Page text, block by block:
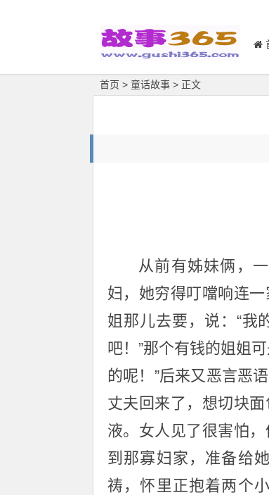
首页 > 童话故事 > 正文
从前有姊妹俩，
妇，她穷得叮噹响连
姐那儿去要，说：“我
吧！”那个有钱的姐姐
的呢！”后来又恶言恶
丈夫回来了，想切块
液。女人见了很害怕
到那寡妇家，准备给
祷，怀里正抱着两个